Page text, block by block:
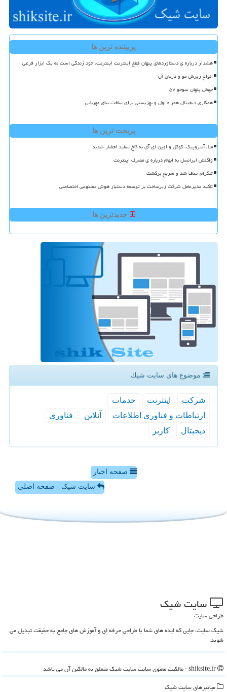
پربیننده ترین ها
هشدار درباره ی دستاوردهای پنهان قطع اینترنت اینترنت، خود زندگی است نه یک ابزار فرعی
انواع ریزش مو و درمان آن
جهش پنهان سوخو ۵۷
همکاری دیجیتال همراه اول و بهزیستی برای ساخت بنای مهربانی
پربحث ترین ها
متا، آنتروپیک، گوگل و اوپن ای آی به کاخ سفید احضار شدند
واکنش ایرانسل به ابهام درباره ی مصرف اینترنت
تلگرام حذف شد و سریع برگشت
تاکید مدیرعامل شرکت زیرساخت بر توسعه دستیار هوش مصنوعی اختصاصی
جدیدترین ها
موضوع های سایت شیك
شركت اینترنت
خدمات
ارتباطات و فناوری اطلاعات
آنلاین
فناوری
دیجیتال
كاربر
صفحه اخبار
سایت شیک - صفحه اصلی
سایت شیك
طراحی سایت
شیک سایت، جایی که ایده های شما با طراحی حرفه ای و آموزش های جامع به حقیقت تبدیل می
شوند.
میانبرهای سایت شیك